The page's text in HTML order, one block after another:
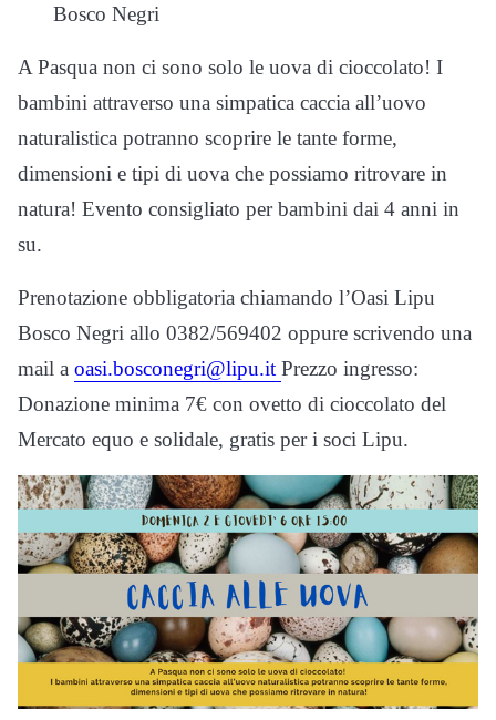
Bosco Negri
A Pasqua non ci sono solo le uova di cioccolato! I
bambini attraverso una simpatica caccia all’uovo
naturalistica potranno scoprire le tante forme,
dimensioni e tipi di uova che possiamo ritrovare in
natura! Evento consigliato per bambini dai 4 anni in
su.
Prenotazione obbligatoria chiamando l’Oasi Lipu
Bosco Negri allo 0382/569402 oppure scrivendo una
mail a oasi.bosconegri@lipu.it Prezzo ingresso:
Donazione minima 7€ con ovetto di cioccolato del
Mercato equo e solidale, gratis per i soci Lipu.